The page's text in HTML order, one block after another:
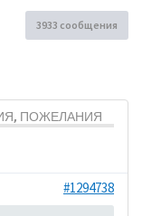
3933 сообщения
ПОЖЕЛАНИЯ
#1294738